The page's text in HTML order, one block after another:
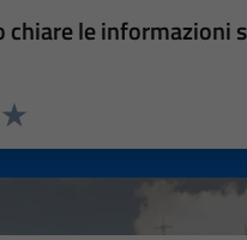
chiare le informazioni
Valuta 5 stelle su 5
4 stelle su 5
stelle su 5
su 5
5